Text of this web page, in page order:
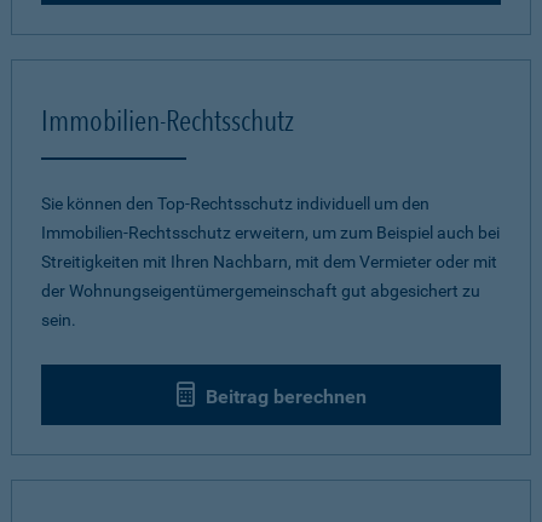
Immobilien-Rechtsschutz
Sie können den Top-Rechtsschutz individuell um den
Immobilien-Rechtsschutz erweitern, um zum Beispiel auch bei
Streitigkeiten mit Ihren Nachbarn, mit dem Vermieter oder mit
der Wohnungseigentümergemeinschaft gut abgesichert zu
sein.
Beitrag berechnen